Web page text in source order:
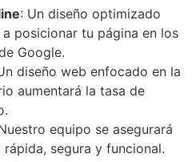
: Un diseño optimizado
posicionar tu página en los
Google.
diseño web enfocado en la
aumentará la tasa de
equipo se asegurará
segura y funcional.